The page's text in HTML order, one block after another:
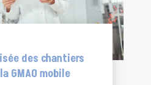
des chantiers
GMAO mobile